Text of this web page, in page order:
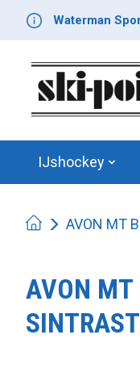
Waterman
IJshockey
AVON MT
AVON MT
SINTRAST